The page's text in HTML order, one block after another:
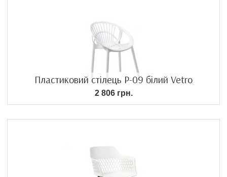
Пластиковий стілець P-09 білий Vetro
2 806 грн.